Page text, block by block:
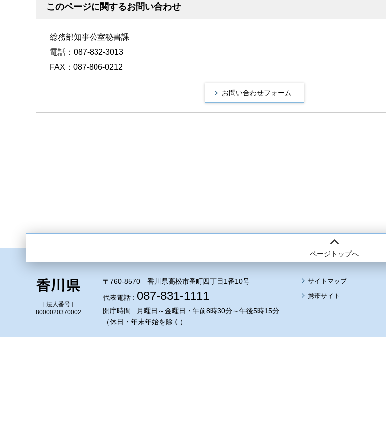
このページに関するお問い合わせ
総務部知事公室秘書課
電話：087-832-3013
FAX：087-806-0212
ページトップへ
[ 法人番号 ]
8000020370002
〒760-8570 香川県高松市番町四丁目1番10号
代表電話 : 087-831-1111
開庁時間 : 月曜日～金曜日・午前8時30分～午後5時15分
（休日・年末年始を除く）
サイトマップ
携帯サイト